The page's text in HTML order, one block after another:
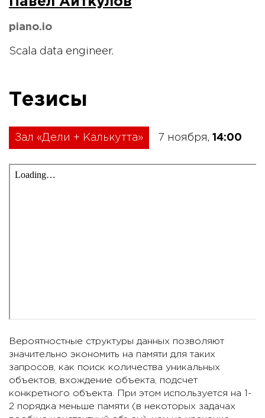
piano.io
Scala data engineer.
Тезисы
Зал «Дели + Калькутта» 7 ноября, 14:00
Вероятностные структуры данных позволяют
значительно экономить на памяти для таких
запросов, как поиск количества уникальных
объектов, вхождение объекта, подсчет
конкретного объекта. При этом используется на 1-
2 порядка меньше памяти (в некоторых задачах